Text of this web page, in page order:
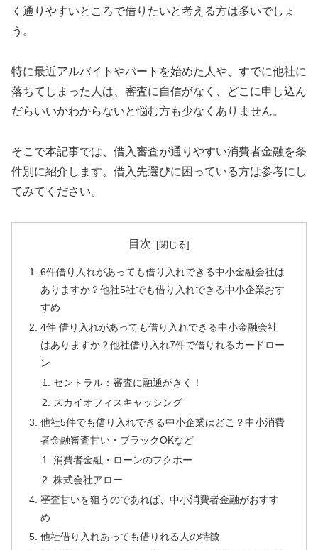
く通りやすいところで借りたいと考える方は多いでしょ
う。
特に最近アルバイトやパートを始めた人や、すでに他社に
落ちてしまった人は、審査に自信がなく、どこに申し込ん
だらいいかわからないと悩む方も少なくありません。
そこで本記事では、借入審査が通りやすい消費者金融を条
件別に紹介します。借入先選びに困っている方は参考にし
てみてください。
目次
6件借り入れがあっても借り入れできる中小金融会社は
ありますか？他社5社でも借り入れできる中小企業おす
すめ
4件 借り入れがあっても借り入れできる中小金融会社
はありますか？他社借り入れ7件で借りれるカードロー
ン
セントラル：審査に融通がきく！
スカイオフィスキャッシング
他社5件でも借り入れできる中小企業はどこ？中小消費
者金融審査甘い・ブラックOKなど
消費者金融・ローンのフクホー
株式会社アロー
審査甘いを狙うのであれば、中小消費者金融がおすす
め
他社借り入れあっても借りれる人の特徴